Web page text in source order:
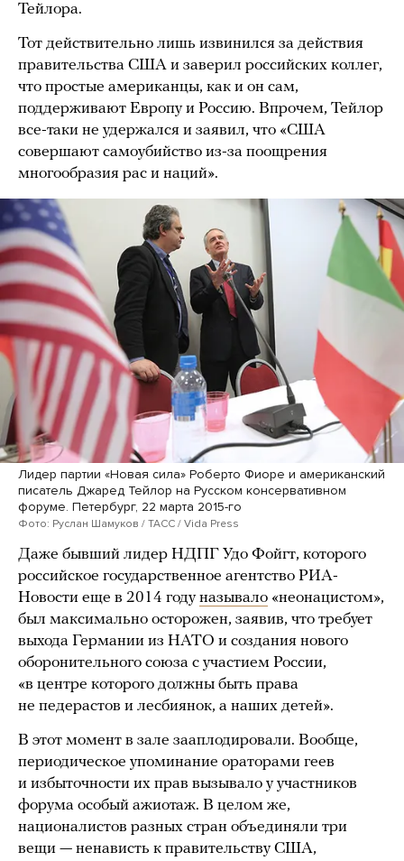
Тейлора.
Тот действительно лишь извинился за действия
правительства США и заверил российских коллег,
что простые американцы, как и он сам,
поддерживают Европу и Россию. Впрочем, Тейлор
все-таки не удержался и заявил, что «США
совершают самоубийство из-за поощрения
многообразия рас и наций».
Лидер партии «Новая сила» Роберто Фиоре и американский
писатель Джаред Тейлор на Русском консервативном
форуме. Петербург, 22 марта 2015-го
Фото: Руслан Шамуков / ТАСС / Vida Press
Даже бывший лидер НДПГ Удо Фойгт, которого
российское государственное агентство РИА-
Новости еще в 2014 годуназывало «неонацистом»,
был максимально осторожен, заявив, что требует
выхода Германии из НАТО и создания нового
оборонительного союза с участием России,
«в центре которого должны быть права
не педерастов и лесбиянок, а наших детей».
В этот момент в зале зааплодировали. Вообще,
периодическое упоминание ораторами геев
и избыточности их прав вызывало у участников
форума особый ажиотаж. В целом же,
националистов разных стран объединяли три
вещи — ненависть к правительству США,